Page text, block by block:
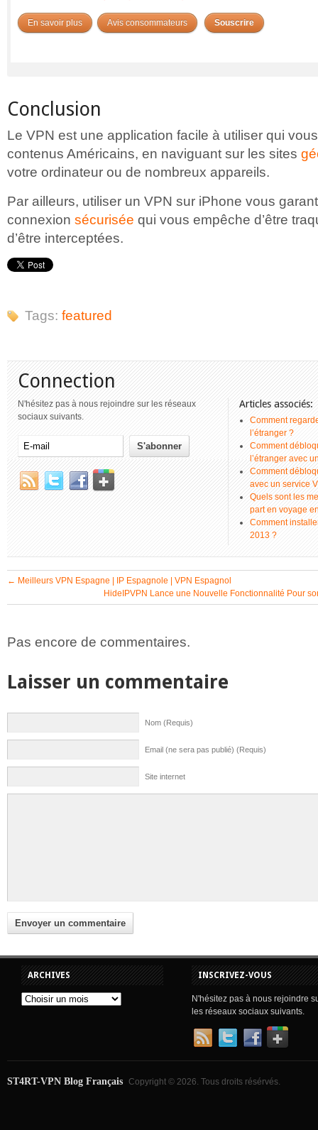
En savoir plus Avis consommateurs Souscrire
Conclusion
Le VPN est une application facile à utiliser qui
contenus Américains, en naviguant sur les sites
votre ordinateur ou de nombreux appareils.
Par ailleurs, utiliser un VPN sur iPhone vous
connexion sécurisée qui vous empêche d’être
d’être interceptées.
Tags: featured
Connection
N'hésitez pas à nous rejoindre sur les réseaux
sociaux suivants.
Articles associés:
Comment
l’étranger ?
Comment
l’étranger avec
Comment
avec un service
Quels sont les
part en voyage
Comment
2013 ?
← Meilleurs VPN Espagne | IP Espagnole | VPN Espagnol
HideIPVPN Lance une Nouvelle Fonctionnalité Pour
Pas encore de commentaires.
Laisser un commentaire
Nom (Requis)
Email (ne sera pas publié) (Requis)
Site internet
ARCHIVES INSCRIVEZ-VOUS
N'hésitez pas à nous rejoindre
les réseaux sociaux suivants.
ST4RT-VPN Blog Français Copyright © 2026. Tous droits résérvés.